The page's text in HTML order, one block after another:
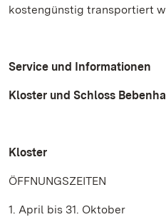
kostengünstig transportiert
Service und Informationen
Kloster und Schloss
Kloster
ÖFFNUNGSZEITEN
1. April bis 31. Oktober